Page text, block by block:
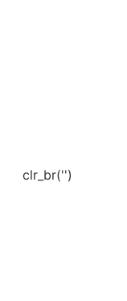
clr_br('')